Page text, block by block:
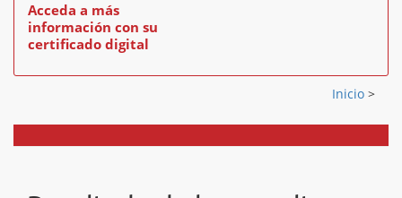
Acceda a más
información con su
certificado digital
Inicio >